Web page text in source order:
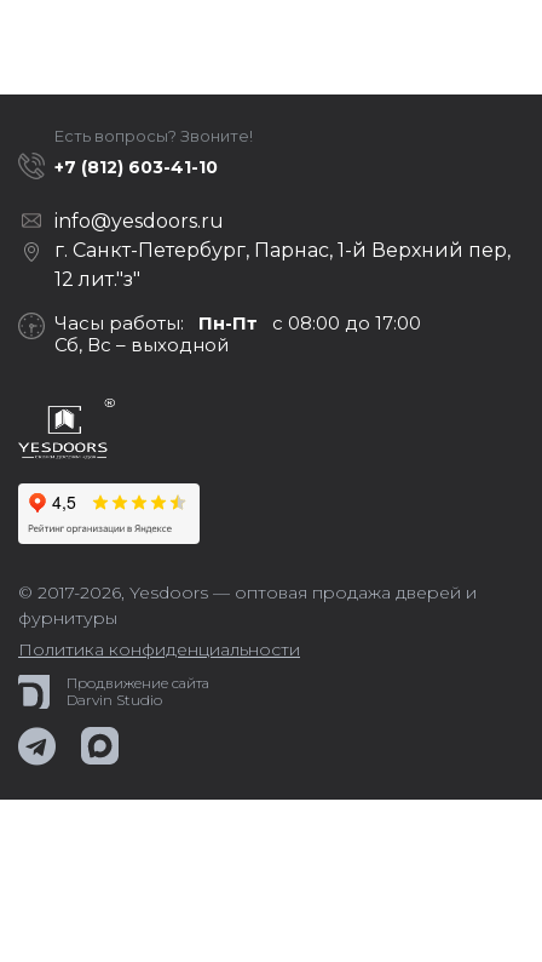
© 2017-2026, Yesdoors — оптовая продажа дверей и
фурнитуры
Политика конфиденциальности
Продвижение сайта
Darvin Studio
Есть вопросы? Звоните!
+7 (812) 603-41-10
info@yesdoors.ru
г. Санкт-Петербург, Парнас, 1-й Верхний пер,
12 лит."з"
Часы работы: Пн-Пт с 08:00 до 17:00
Сб, Вс – выходной